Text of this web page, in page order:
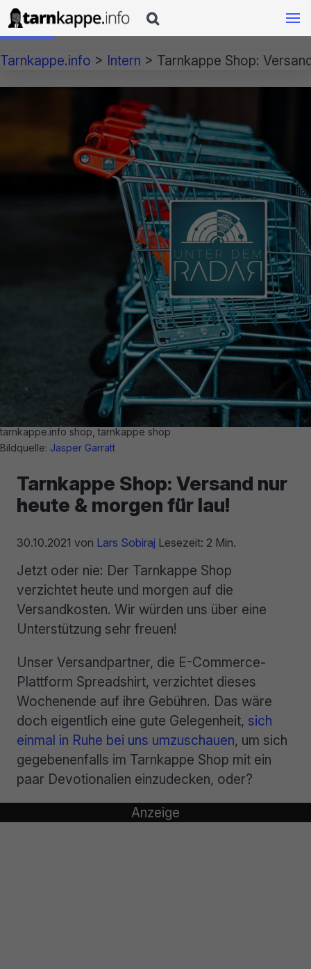

Tarnkappe.info > Intern > Tarnkappe Shop:
tarnkappe.info shop, tarnkappe shop
Bildquelle: Jasper Garratt
Tarnkappe Shop: Versand nur
heute & morgen für lau!
30.10.2021 von Lars Sobiraj Lesezeit: 2 Min.
Jetzt oder nie: Der Tarnkappe Shop
verzichtet heute und morgen auf die
Versandkosten. Wir würden uns über eine
Unterstützung sehr freuen!
Unser Versandpartner, die E-Commerce-
Plattform Spreadshirt, verzichtet dieses
Wochenende auf ihre Gebühren. Das wäre
doch eigentlich eine gute Gelegenheit, sich
einmal in Ruhe bei uns umzuschauen, um sich
gegebenenfalls im Tarnkappe Shop mit ein
paar Devotionalien einzudecken, oder?